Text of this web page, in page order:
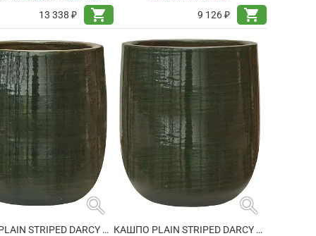
13 338 ₽
shopping_cart
9 126 ₽
shopping_cart
search
КАШПО PLAIN STRIPED DARCY OLIVE
search
КАШПО PLAIN STRIPED DARCY OLIVE